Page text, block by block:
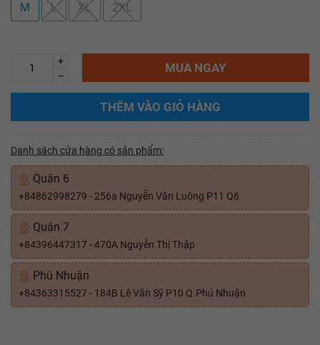
M L XL 2XL
+
–
MUA NGAY
THÊM VÀO GIỎ HÀNG
Danh sách cửa hàng có sản phẩm:
Quận 6
+84862998279 - 256a Nguyễn Văn Luông P11 Q6
Quận 7
+84396447317 - 470A Nguyễn Thị Thập
Phú Nhuận
+84363315527 - 184B Lê Văn Sỹ P10 Q.Phú Nhuận